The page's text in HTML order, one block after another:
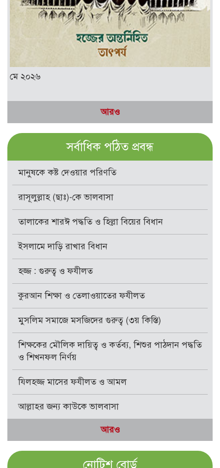
মে ২০২৬
আরও
সর্বাধিক পঠিত প্রবন্ধ
মানুষকে কষ্ট দেওয়ার পরিণতি
রাসূলুল্লাহ (ছাঃ)-কে ভালবাসা
তালাকের শারঈ পদ্ধতি ও হিল্লা বিয়ের বিধান
ইসলামে দাড়ি রাখার বিধান
হজ্জ : গুরুত্ব ও ফযীলত
কুরআন শিক্ষা ও তেলাওয়াতের ফযীলত
মুসলিম সমাজে মসজিদের গুরুত্ব (৩য় কিস্তি)
শিক্ষকের মৌলিক দায়িত্ব ও কর্তব্য, শিশুর পাঠদান পদ্ধতি
ও শিখনফল নির্ণয়
যিলহজ্জ মাসের ফযীলত ও আমল
আল্লাহর জন্য কাউকে ভালবাসা
আরও
নোটিশ বোর্ড